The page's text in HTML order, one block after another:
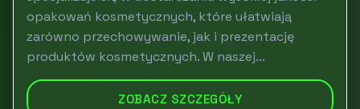
opakowań kosmetycznych, które ułatwiają
zarówno przechowywanie, jak i prezentację
produktów kosmetycznych. W naszej...
ZOBACZ SZCZEGÓŁY